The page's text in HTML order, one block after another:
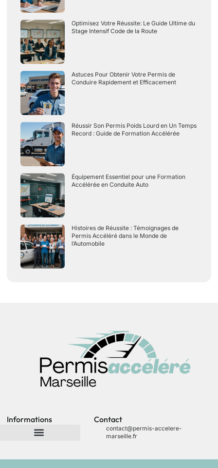
Optimisez Votre Réussite: Le Guide Ultime du
Stage Intensif Code de la Route
Astuces Pour Obtenir Votre Permis de
Conduire Rapidement et Efficacement
Réussir Son Permis Poids Lourd en Un Temps
Record : Guide de Formation Accélérée
Équipement Essentiel pour une Formation
Accélérée en Conduite Auto
Histoires de Réussite : Témoignages de
Permis Accéléré dans le Monde de
l’Automobile
Informations Contact
contact@permis-accelere-
marseille.fr